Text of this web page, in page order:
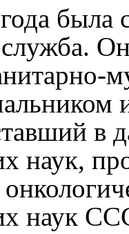
была
в
наук,
наук